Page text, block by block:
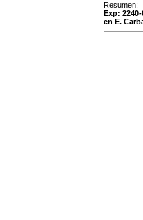
Resumen:
Exp:
en E.